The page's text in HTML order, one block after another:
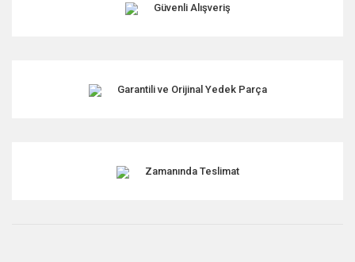
Güvenli Alışveriş
Garantili ve Orijinal Yedek Parça
Zamanında Teslimat